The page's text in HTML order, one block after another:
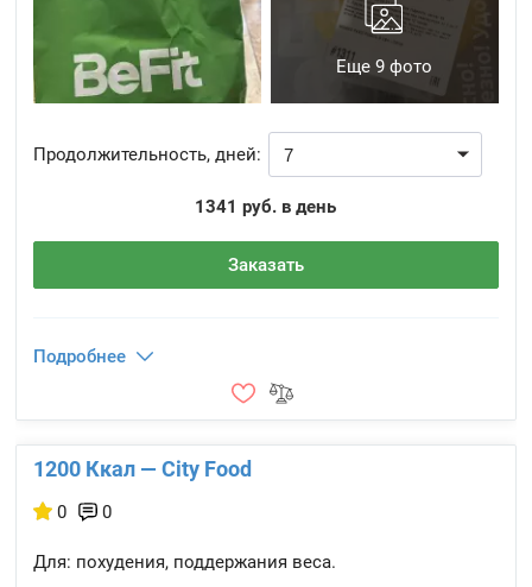
Еще 9 фото
Продолжительность, дней:
1341 руб. в день
Заказать
Подробнее
1200 Ккал — City Food
0 0
Для: похудения, поддержания веса.